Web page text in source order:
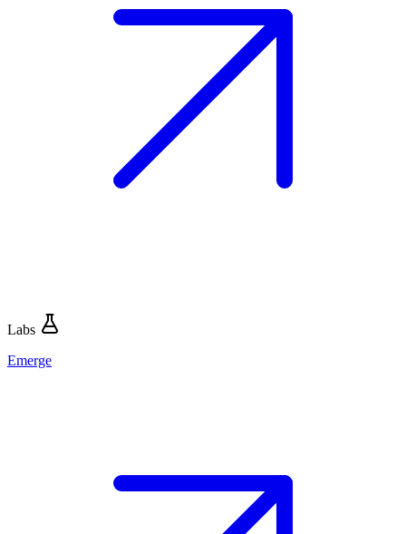
Labs
Emerge